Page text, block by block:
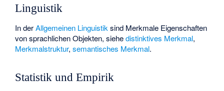
Linguistik
In derAllgemeinen Linguistik sind Merkmale Eigenschaften
von sprachlichen Objekten, siehedistinktives Merkmal,
Merkmalstruktur,semantisches Merkmal.
Statistik und Empirik